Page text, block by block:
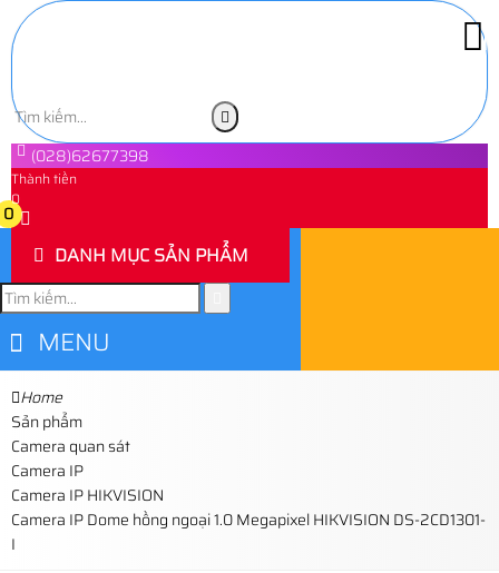
(028)62677398
Thành tiền
0
0
DANH MỤC SẢN PHẨM
MENU
Home
Sản phẩm
Camera quan sát
Camera IP
Camera IP HIKVISION
Camera IP Dome hồng ngoại 1.0 Megapixel HIKVISION DS-2CD1301-
I